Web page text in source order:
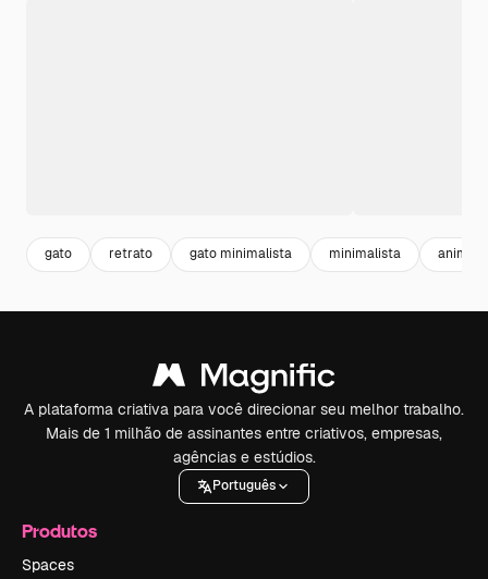
gato retrato gato minimalista minimalista animais
A plataforma criativa para você direcionar seu melhor trabalho.
Mais de 1 milhão de assinantes entre criativos, empresas,
agências e estúdios.
Português
Produtos
Spaces